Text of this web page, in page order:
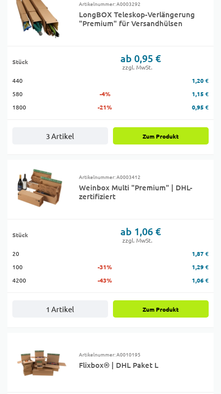
Artikelnummer: A0003292
LongBOX Teleskop-Verlängerung
"Premium" für Versandhülsen
Stück ab 0,95 €
zzgl. MwSt.
440
1,20 €
580
-4%
1,15 €
1800
-21% 0,95 €
3 Artikel Zum Produkt
Artikelnummer: A0003412
Weinbox Multi "Premium" | DHL-
zertifiziert
Stück ab 1,06 €
zzgl. MwSt.
20
1,87 €
100
-31%
1,29 €
4200
-43% 1,06 €
1 Artikel Zum Produkt
Artikelnummer: A0010195
Flixbox® | DHL Paket L